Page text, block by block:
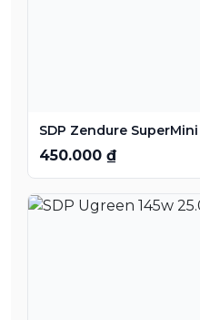
SDP Zendure
450.000 ₫